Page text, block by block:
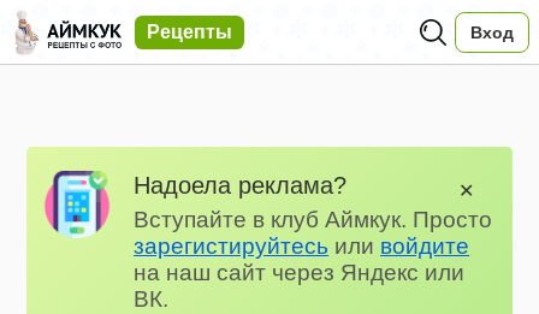
Рецепты Вход
Надоела реклама?
Вступайте в клуб Аймкук. Просто
зарегистируйтесь или войдите
на наш сайт через Яндекс или
ВК.
✕